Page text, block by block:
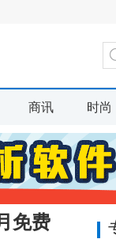
商讯 时尚
免费